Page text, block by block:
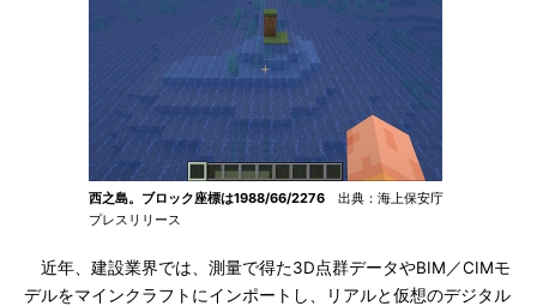
西之島。ブロック座標は1988/66/2276 出典：海上保安庁
プレスリリース
近年、建設業界では、測量で得た3D点群データやBIM／CIMモ
デルをマインクラフトにインポートし、リアルと仮想のデジタル